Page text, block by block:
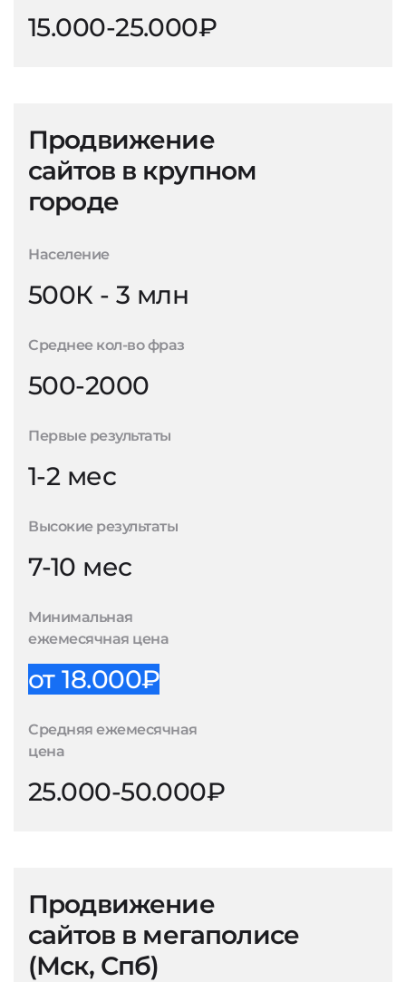
15.000-25.000₽
Продвижение
сайтов в крупном
городе
Население
500К - 3 млн
Среднее кол-во фраз
500-2000
Первые результаты
1-2 мес
Высокие результаты
7-10 мес
Минимальная
ежемесячная цена
от 18.000₽
Средняя ежемесячная
цена
25.000-50.000₽
Продвижение
сайтов в мегаполисе
(Мск, Спб)